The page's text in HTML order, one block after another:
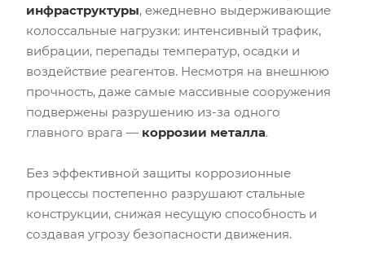
инфраструктуры, ежедневно выдерживающие
колоссальные нагрузки: интенсивный трафик,
вибрации, перепады температур, осадки и
воздействие реагентов. Несмотря на внешнюю
прочность, даже самые массивные сооружения
подвержены разрушению из-за одного
главного врага — коррозии металла.
Без эффективной защиты коррозионные
процессы постепенно разрушают стальные
конструкции, снижая несущую способность и
создавая угрозу безопасности движения.